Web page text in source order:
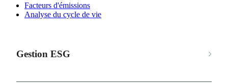
Facteurs d'émissions
Analyse du cycle de vie
Gestion ESG